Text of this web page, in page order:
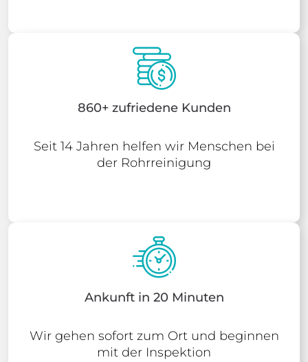
860+ zufriedene Kunden
Seit 14 Jahren helfen wir Menschen bei
der Rohrreinigung
Ankunft in 20 Minuten
Wir gehen sofort zum Ort und beginnen
mit der Inspektion